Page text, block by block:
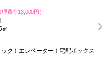
理費等13,000円）
㎡
ク！エレベーター！宅配ボックス